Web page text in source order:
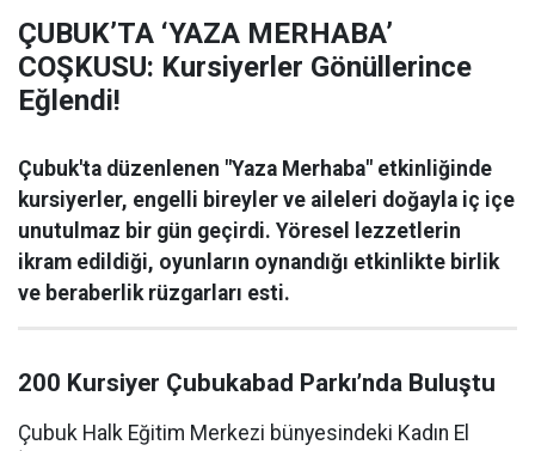
ÇUBUK’TA ‘YAZA MERHABA’
COŞKUSU: Kursiyerler Gönüllerince
Eğlendi!
Çubuk'ta düzenlenen "Yaza Merhaba" etkinliğinde
kursiyerler, engelli bireyler ve aileleri doğayla iç içe
unutulmaz bir gün geçirdi. Yöresel lezzetlerin
ikram edildiği, oyunların oynandığı etkinlikte birlik
ve beraberlik rüzgarları esti.
200 Kursiyer Çubukabad Parkı’nda Buluştu
Çubuk Halk Eğitim Merkezi bünyesindeki Kadın El